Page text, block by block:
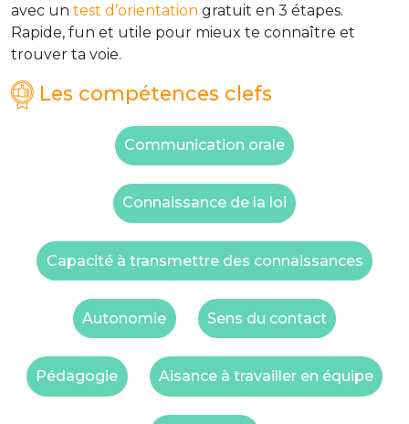
avec un test d’orientation gratuit en 3 étapes.
Rapide, fun et utile pour mieux te connaître et
trouver ta voie.
Les compétences clefs
Communication orale
Connaissance de la loi
Capacité à transmettre des connaissances
Autonomie Sens du contact
Pédagogie Aisance à travailler en équipe